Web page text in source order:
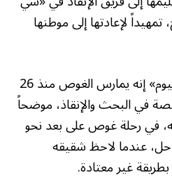
تمهيداً لإعادتها إلى موطنها
وقال العامري لـ«الإمارات اليوم» إنه يمارس الغوص منذ 26
في البحث والإنقاذ، موضحاً
في رحلة غوص على بعد نحو
عندما لاحظ شقيقه
غير معتادة.